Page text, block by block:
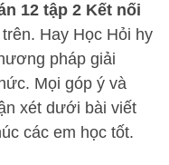
12 tập 2 Kết nối
Hay Học Hỏi hy
pháp giải
Mọi góp ý và
xét dưới bài viết
các em học tốt.